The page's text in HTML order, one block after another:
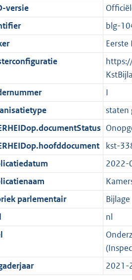
:
7
1
K
r
e
K
b
g
t
K
versie
blg-
I
staten
kst-
2022-
parlementair
Bijlage
nl
2021-